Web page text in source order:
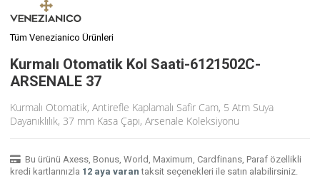
Tüm Venezianico Ürünleri
Kurmalı Otomatik Kol Saati-6121502C-
ARSENALE 37
Kurmalı Otomatik, Antirefle Kaplamalı Safir Cam, 5 Atm Suya
Dayanıklılık, 37 mm Kasa Çapı, Arsenale Koleksiyonu
Bu ürünü Axess, Bonus, World, Maximum, Cardfinans, Paraf özellikli
kredi kartlarınızla 12 aya varan taksit seçenekleri ile satın alabilirsiniz.